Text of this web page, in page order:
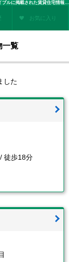
賃貸マンション・賃貸アパートなど妻鹿駅(兵庫県)の過去から現在までエイブルに掲載された賃貸住宅情報・建物情報を検索！不動産賃貸を探すなら、お部屋探しのエイブル
お気に入り
一覧
した
徒歩18分